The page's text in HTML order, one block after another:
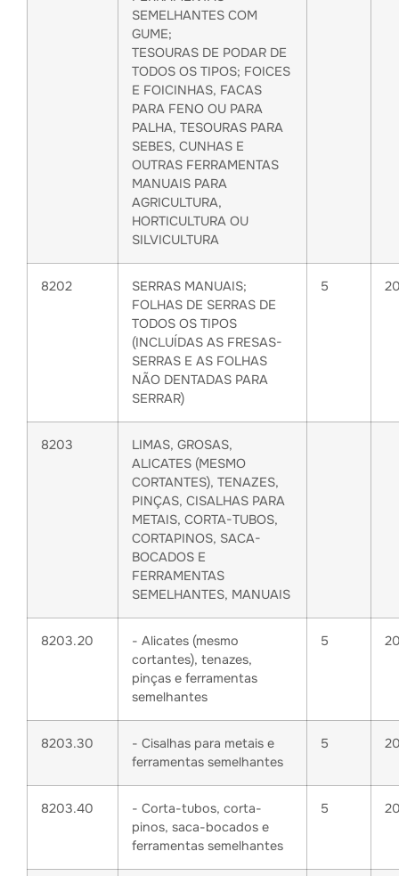
SEMELHANTES COM
GUME;
TESOURAS DE PODAR DE
TODOS OS TIPOS; FOICES
E FOICINHAS, FACAS
PARA FENO OU PARA
PALHA, TESOURAS PARA
SEBES, CUNHAS E
OUTRAS FERRAMENTAS
MANUAIS PARA
AGRICULTURA,
HORTICULTURA OU
SILVICULTURA
8202
SERRAS MANUAIS;
FOLHAS DE SERRAS DE
TODOS OS TIPOS
(INCLUÍDAS AS FRESAS-
SERRAS E AS FOLHAS
NÃO DENTADAS PARA
SERRAR)
5
8203
LIMAS, GROSAS,
ALICATES (MESMO
CORTANTES), TENAZES,
PINÇAS, CISALHAS PARA
METAIS, CORTA-TUBOS,
CORTAPINOS, SACA-
BOCADOS E
FERRAMENTAS
SEMELHANTES, MANUAIS
8203.20
- Alicates (mesmo
cortantes), tenazes,
pinças e ferramentas
semelhantes
5
8203.30
- Cisalhas para metais e
ferramentas semelhantes
5
8203.40
- Corta-tubos, corta-
pinos, saca-bocados e
ferramentas semelhantes
5